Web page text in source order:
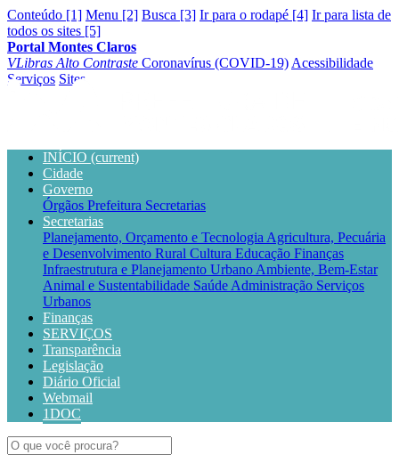
Conteúdo [1] Menu [2] Busca [3] Ir para o rodapé [4] Ir para lista de
todos os sites [5]
Portal Montes Claros
VLibras Alto Contraste Coronavírus (COVID-19) Acessibilidade
Serviços Sites
INÍCIO (current)
Cidade
Governo
Órgãos Prefeitura Secretarias
Secretarias
Planejamento, Orçamento e Tecnologia Agricultura, Pecuária
e Desenvolvimento Rural Cultura Educação Finanças
Infraestrutura e Planejamento Urbano Ambiente, Bem-Estar
Animal e Sustentabilidade Saúde Administração Serviços
Urbanos
Finanças
SERVIÇOS
Transparência
Legislação
Diário Oficial
Webmail
1DOC